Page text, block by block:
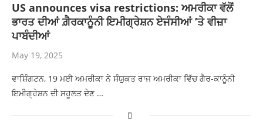
US announces visa restrictions: ਅਮਰੀਕਾ ਵੱਲੋਂ
ਭਾਰਤ ਦੀਆਂ ਗ਼ੈਰਕਾਨੂੰਨੀ ਇਮੀਗ੍ਰੇਸ਼ਨ ਏਜੰਸੀਆਂ ’ਤੇ ਵੀਜ਼ਾ
ਪਾਬੰਦੀਆਂ
May 19, 2025
ਵਾਸ਼ਿੰਗਟਨ, 19 ਮਈ ਅਮਰੀਕਾ ਨੇ ਸੰਯੁਕਤ ਰਾਜ ਅਮਰੀਕਾ ਵਿੱਚ ਗੈਰ-ਕਾਨੂੰਨੀ
ਇਮੀਗ੍ਰੇਸ਼ਨ ਦੀ ਸਹੂਲਤ ਦੇਣ …